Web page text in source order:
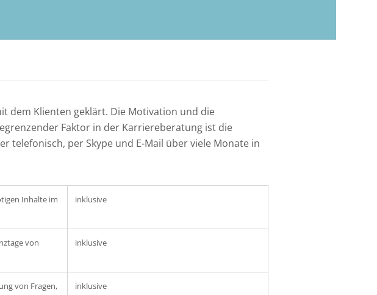
dem Klienten geklärt. Die Motivation und die
Faktor in der Karriereberatung ist die
telefonisch, per Skype und E-Mail über viele Monate in
Inhalte im
inklusive
von
inklusive
von Fragen,
inklusive